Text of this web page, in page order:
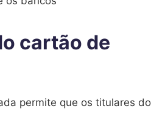
cartão de
permite que os titulares do